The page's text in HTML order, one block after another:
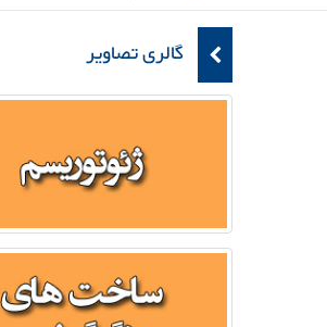
گالری تصاویر
ساختارهای تکتونیکی
پدیده ها و ساخت های